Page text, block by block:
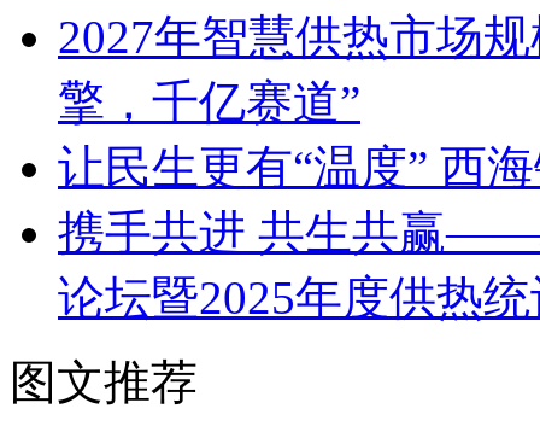
2027年智慧供热市场
擎，千亿赛道”
让民生更有“温度” 西
携手共进 共生共赢——
论坛暨2025年度供热
图文推荐